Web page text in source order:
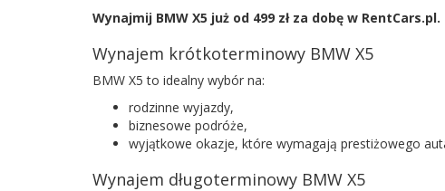
Wynajmij BMW X5 już od 499 zł za dobę w RentCars.pl.
Wynajem krótkoterminowy BMW X5
BMW X5 to idealny wybór na:
rodzinne wyjazdy,
biznesowe podróże,
wyjątkowe okazje, które wymagają prestiżowego
Wynajem długoterminowy BMW X5